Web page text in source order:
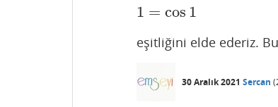
1 = cos 1
1= cos1
eşitliğini elde ederiz.
30 Aralık 2021 Sercan (